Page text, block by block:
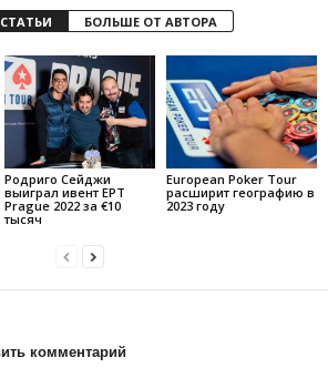
БОЛЬШЕ ОТ АВТОРА
Родриго Сейджи
выиграл ивент EPT
Prague 2022 за €10
тысяч
European Poker Tour
расширит географию в
2023 году
комментарий